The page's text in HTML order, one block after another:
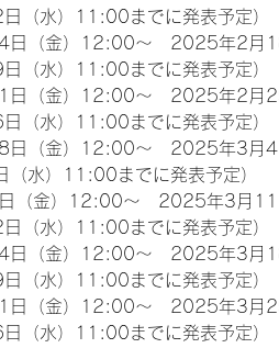
（水）11:00までに発表予定）
日（金）12:00～　2025年2月
（水）11:00までに発表予定）
日（金）12:00～　2025年2月
（水）11:00までに発表予定）
日（金）12:00～　2025年3月
水）11:00までに発表予定）
（金）12:00～　2025年3月
（水）11:00までに発表予定）
日（金）12:00～　2025年3月
（水）11:00までに発表予定）
日（金）12:00～　2025年3月
（水）11:00までに発表予定）